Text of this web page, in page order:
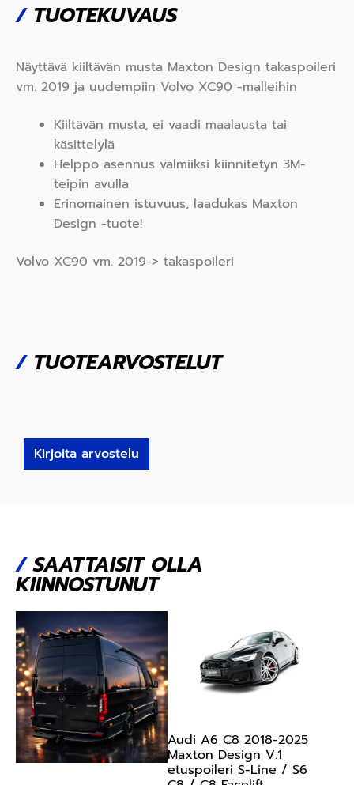
/TUOTEKUVAUS
Näyttävä kiiltävän musta Maxton Design takaspoileri
vm. 2019 ja uudempiin Volvo XC90 -malleihin
Kiiltävän musta, ei vaadi maalausta tai
käsittelylä
Helppo asennus valmiiksi kiinnitetyn 3M-
teipin avulla
Erinomainen istuvuus, laadukas Maxton
Design -tuote!
Volvo XC90 vm. 2019-> takaspoileri
/TUOTEARVOSTELUT
Kirjoita arvostelu
/SAATTAISIT OLLA
KIINNOSTUNUT
Audi A6 C8 2018-2025
Maxton Design V.1
etuspoileri S-Line / S6